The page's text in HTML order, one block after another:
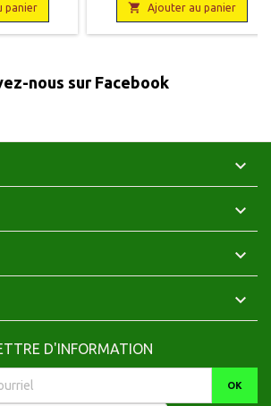
non coupé.
panier
française d'Athènes, 1988 - 1989,
19,5 x 25,5, 879 pages, broché,
occasion. Bon état. Couvertures
 Ajouter au panier
nous sur Facebook




D'INFORMATION